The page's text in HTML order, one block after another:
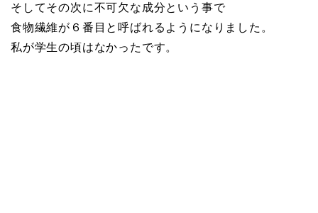
そしてその次に不可欠な成分という事で
食物繊維が６番目と呼ばれるようになりました。
私が学生の頃はなかったです。